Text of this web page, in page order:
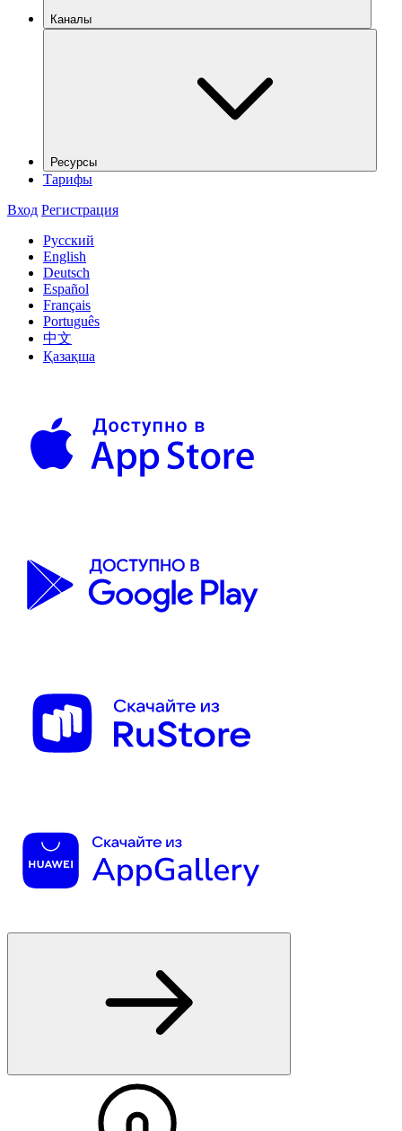
Каналы
Ресурсы
Тарифы
Вход Регистрация
Русский
English
Deutsch
Español
Français
Português
中文
Қазақша